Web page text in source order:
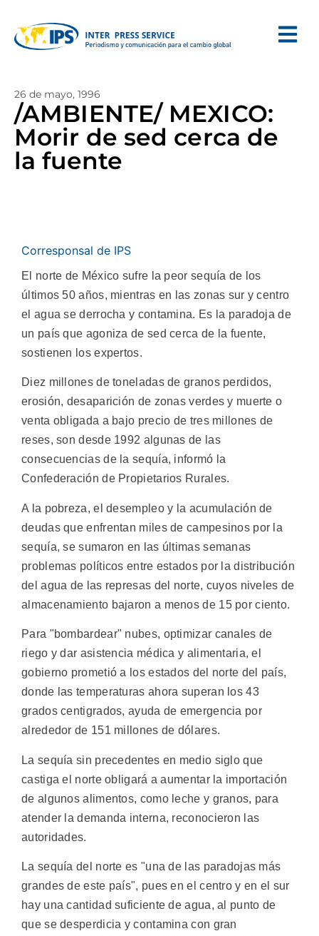
26 de mayo, 1996
/AMBIENTE/ MEXICO:
Morir de sed cerca de
la fuente
Corresponsal de IPS
El norte de México sufre la peor sequía de los
últimos 50 años, mientras en las zonas sur y centro
el agua se derrocha y contamina. Es la paradoja de
un país que agoniza de sed cerca de la fuente,
sostienen los expertos.
Diez millones de toneladas de granos perdidos,
erosión, desaparición de zonas verdes y muerte o
venta obligada a bajo precio de tres millones de
reses, son desde 1992 algunas de las
consecuencias de la sequía, informó la
Confederación de Propietarios Rurales.
A la pobreza, el desempleo y la acumulación de
deudas que enfrentan miles de campesinos por la
sequía, se sumaron en las últimas semanas
problemas políticos entre estados por la distribución
del agua de las represas del norte, cuyos niveles de
almacenamiento bajaron a menos de 15 por ciento.
Para "bombardear" nubes, optimizar canales de
riego y dar asistencia médica y alimentaria, el
gobierno prometió a los estados del norte del país,
donde las temperaturas ahora superan los 43
grados centigrados, ayuda de emergencia por
alrededor de 151 millones de dólares.
La sequía sin precedentes en medio siglo que
castiga el norte obligará a aumentar la importación
de algunos alimentos, como leche y granos, para
atender la demanda interna, reconocieron las
autoridades.
La sequía del norte es "una de las paradojas más
grandes de este país", pues en el centro y en el sur
hay una cantidad suficiente de agua, al punto de
que se desperdicia y contamina con gran